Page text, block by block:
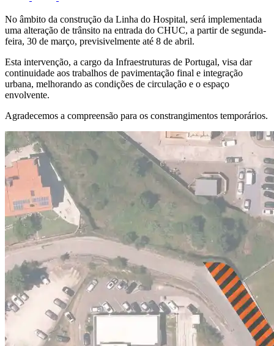
No âmbito da construção da Linha do Hospital, será implementada
uma alteração de trânsito na entrada do CHUC, a partir de segunda-
feira, 30 de março, previsivelmente até 8 de abril.
Esta intervenção, a cargo da Infraestruturas de Portugal, visa dar
continuidade aos trabalhos de pavimentação final e integração
urbana, melhorando as condições de circulação e o espaço
envolvente.
Agradecemos a compreensão para os constrangimentos temporários.